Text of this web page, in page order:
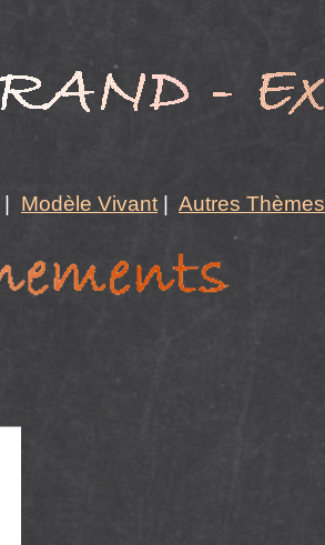
Modèle Vivant Autres Thèmes